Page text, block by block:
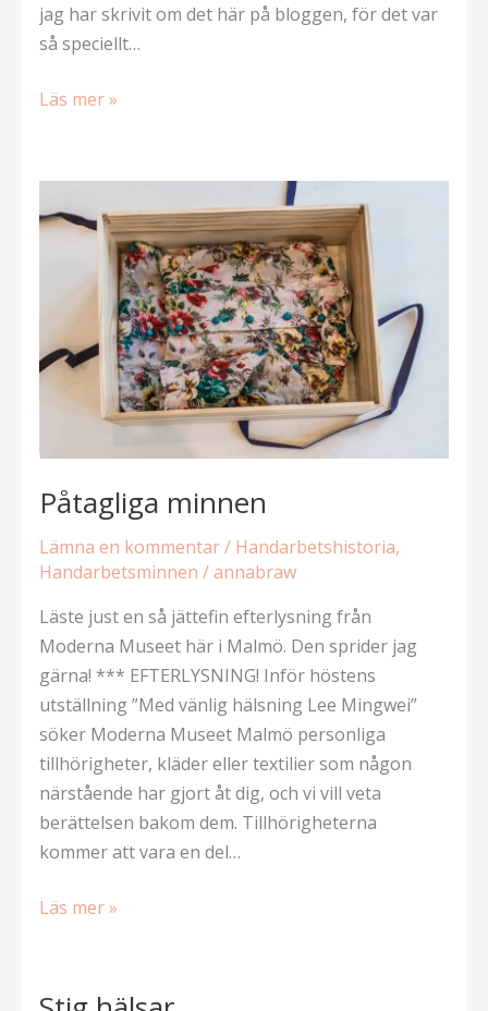
jag har skrivit om det här på bloggen, för det var
så speciellt…
Tack
Läs mer »
Påtagliga minnen
Lämna en kommentar/ Handarbetshistoria,
Handarbetsminnen /annabraw
Läste just en så jättefin efterlysning från
Moderna Museet här i Malmö. Den sprider jag
gärna! *** EFTERLYSNING! Inför höstens
utställning ”Med vänlig hälsning Lee Mingwei”
söker Moderna Museet Malmö personliga
tillhörigheter, kläder eller textilier som någon
närstående har gjort åt dig, och vi vill veta
berättelsen bakom dem. Tillhörigheterna
kommer att vara en del…
Påtagliga
Läs mer »